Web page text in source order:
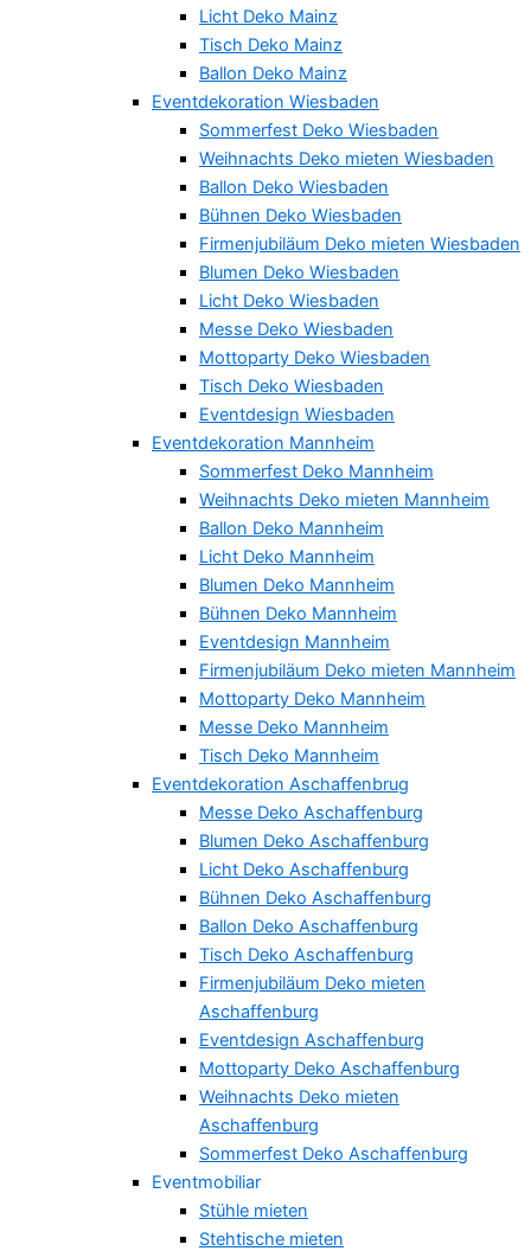
Licht Deko Mainz
Tisch Deko Mainz
Ballon Deko Mainz
Eventdekoration Wiesbaden
Sommerfest Deko Wiesbaden
Weihnachts Deko mieten Wiesbaden
Ballon Deko Wiesbaden
Bühnen Deko Wiesbaden
Firmenjubiläum Deko mieten Wiesbaden
Blumen Deko Wiesbaden
Licht Deko Wiesbaden
Messe Deko Wiesbaden
Mottoparty Deko Wiesbaden
Tisch Deko Wiesbaden
Eventdesign Wiesbaden
Eventdekoration Mannheim
Sommerfest Deko Mannheim
Weihnachts Deko mieten Mannheim
Ballon Deko Mannheim
Licht Deko Mannheim
Blumen Deko Mannheim
Bühnen Deko Mannheim
Eventdesign Mannheim
Firmenjubiläum Deko mieten Mannheim
Mottoparty Deko Mannheim
Messe Deko Mannheim
Tisch Deko Mannheim
Eventdekoration Aschaffenbrug
Messe Deko Aschaffenburg
Blumen Deko Aschaffenburg
Licht Deko Aschaffenburg
Bühnen Deko Aschaffenburg
Ballon Deko Aschaffenburg
Tisch Deko Aschaffenburg
Firmenjubiläum Deko mieten
Aschaffenburg
Eventdesign Aschaffenburg
Mottoparty Deko Aschaffenburg
Weihnachts Deko mieten
Aschaffenburg
Sommerfest Deko Aschaffenburg
Eventmobiliar
Stühle mieten
Stehtische mieten